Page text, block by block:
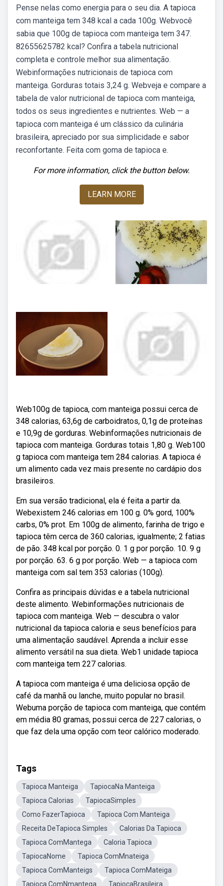
Pense nelas como energia para o seu dia. A tapioca
com manteiga tem 348 kcal a cada 100g. Webvocê
sabia que 100g de tapioca com manteiga tem 347.
82655625782 kcal? Confira a tabela nutricional
completa e controle melhor sua alimentação.
Webinformações nutricionais de tapioca com
manteiga. Gorduras totais 3,24 g. Webveja e compare a
tabela de valor nutricional de tapioca com manteiga,
todos os seus ingredientes e nutrientes. Web — a
tapioca com manteiga é um clássico da culinária
brasileira, apreciado por sua simplicidade e sabor
reconfortante. Feita com goma de tapioca e.
For more information, click the button below.
LEARN MORE
Web100g de tapioca, com manteiga possui cerca de
348 calorias, 63,6g de carboidratos, 0,1g de proteínas
e 10,9g de gorduras. Webinformações nutricionais de
tapioca com manteiga. Gorduras totais 1,80 g. Web100
g tapioca com manteiga tem 284 calorias. A tapioca é
um alimento cada vez mais presente no cardápio dos
brasileiros.
Em sua versão tradicional, ela é feita a partir da.
Webexistem 246 calorias em 100 g. 0% gord, 100%
carbs, 0% prot. Em 100g de alimento, farinha de trigo e
tapioca têm cerca de 360 calorias, igualmente; 2 fatias
de pão. 348 kcal por porção. 0. 1 g por porção. 10. 9 g
por porção. 63. 6 g por porção. Web — a tapioca com
manteiga com sal tem 353 calorias (100g).
Confira as principais dúvidas e a tabela nutricional
deste alimento. Webinformações nutricionais de
tapioca com manteiga. Web — descubra o valor
nutricional da tapioca caloria e seus benefícios para
uma alimentação saudável. Aprenda a incluir esse
alimento versátil na sua dieta. Web1 unidade tapioca
com manteiga tem 227 calorias.
A tapioca com manteiga é uma deliciosa opção de
café da manhã ou lanche, muito popular no brasil.
Webuma porção de tapioca com manteiga, que contém
em média 80 gramas, possui cerca de 227 calorias, o
que faz dela uma opção com teor calórico moderado.
Tags
Tapioca Manteiga
TapiocaNa Manteiga
Tapioca Calorias
TapiocaSimples
Como FazerTapioca
Tapioca Com Manteiga
Receita DeTapioca Simples
Calorias Da Tapioca
Tapioca ComMantega
Caloria Tapioca
TapiocaNome
Tapioca ComMnateiga
Tapioca ComManteigs
Tapioca ComMateiga
Tapioca ComNmantega
TapiocaBrasileira